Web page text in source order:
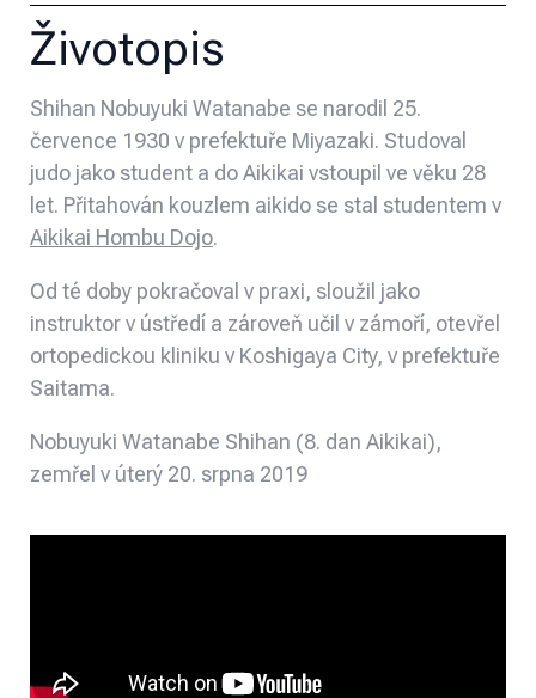
Životopis
Shihan Nobuyuki Watanabe se narodil 25.
července 1930 v prefektuře Miyazaki. Studoval
judo jako student a do Aikikai vstoupil ve věku 28
let. Přitahován kouzlem aikido se stal studentem v
Aikikai Hombu Dojo.
Od té doby pokračoval v praxi, sloužil jako
instruktor v ústředí a zároveň učil v zámoří, otevřel
ortopedickou kliniku v Koshigaya City, v prefektuře
Saitama.
Nobuyuki Watanabe Shihan (8. dan Aikikai),
zemřel v úterý 20. srpna 2019